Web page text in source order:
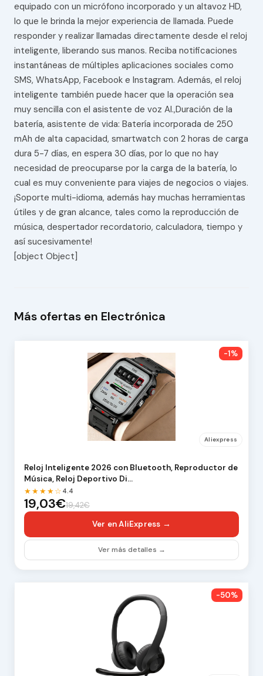
equipado con un micrófono incorporado y un altavoz HD,
lo que le brinda la mejor experiencia de llamada. Puede
responder y realizar llamadas directamente desde el reloj
inteligente, liberando sus manos. Reciba notificaciones
instantáneas de múltiples aplicaciones sociales como
SMS, WhatsApp, Facebook e Instagram. Además, el reloj
inteligente también puede hacer que la operación sea
muy sencilla con el asistente de voz AI.,Duración de la
batería, asistente de vida: Batería incorporada de 250
mAh de alta capacidad, smartwatch con 2 horas de carga
dura 5-7 días, en espera 30 días, por lo que no hay
necesidad de preocuparse por la carga de la batería, lo
cual es muy conveniente para viajes de negocios o viajes.
¡Soporte multi-idioma, además hay muchas herramientas
útiles y de gran alcance, tales como la reproducción de
música, despertador recordatorio, calculadora, tiempo y
así sucesivamente!
[object Object]
Más ofertas en Electrónica
-1%
Aliexpress
Reloj Inteligente 2026 con Bluetooth, Reproductor de
Música, Reloj Deportivo Di…
★★★★☆ 4.4
19,03€19,42€
Ver en AliExpress →
Ver más detalles →
-50%